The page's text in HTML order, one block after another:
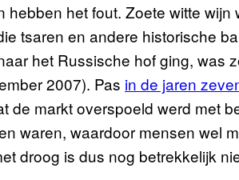
hebben het fout. Zoete witte
tsaren en andere historische
het Russische hof ging, was
2007). Pas in de jaren
de markt overspoeld werd met
waren, waardoor mensen wel
droog is dus nog betrekkelijk